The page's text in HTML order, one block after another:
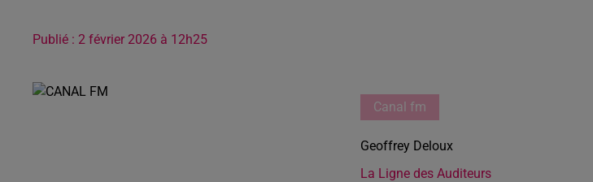
Publié : 2 février 2026 à 12h25
Canal fm
Geoffrey Deloux
La Ligne des Auditeurs